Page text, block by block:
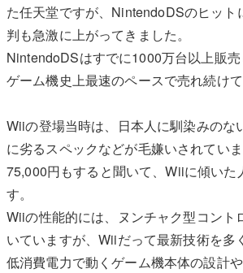
た任天堂ですが、NintendoDSのヒット
判も急激に上がってきました。
NintendoDSはすでに1000万台以上販
ゲーム機史上最速のペースで売れ続けて
Wiiの登場当時は、日本人に馴染みのな
に劣るスペックなどが毛嫌いされてい
75,000円もすると聞いて、Wiiに傾いた
す。
Wiiの性能的には、ヌンチャク型コント
いていますが、Wiiだって最新技術を多
低消費電力で動くゲーム機本体の設計